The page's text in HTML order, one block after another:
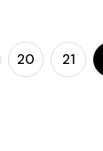
20 21